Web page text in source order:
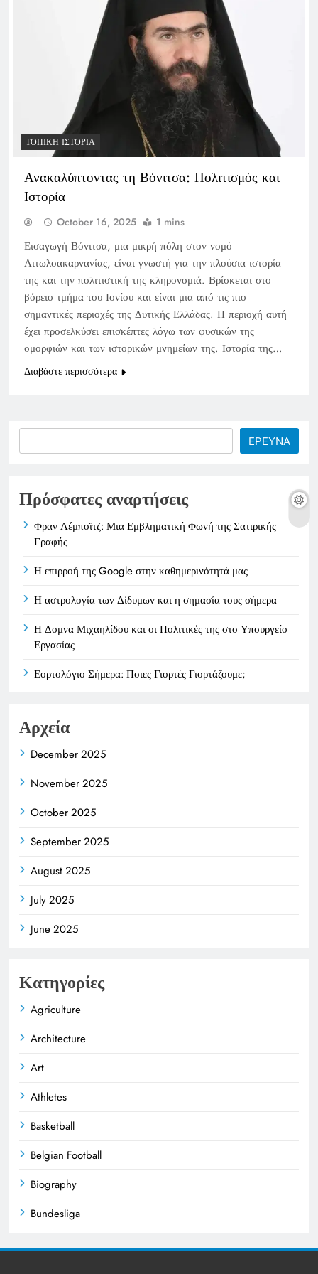
ΤΟΠΙΚΉ ΙΣΤΟΡΊΑ
Ανακαλύπτοντας τη Βόνιτσα: Πολιτισμός και
Ιστορία
October 16, 2025 1 mins
Εισαγωγή Βόνιτσα, μια μικρή πόλη στον νομό
Αιτωλοακαρνανίας, είναι γνωστή για την πλούσια ιστορία
της και την πολιτιστική της κληρονομιά. Βρίσκεται στο
βόρειο τμήμα του Ιονίου και είναι μια από τις πιο
σημαντικές περιοχές της Δυτικής Ελλάδας. Η περιοχή αυτή
έχει προσελκύσει επισκέπτες λόγω των φυσικών της
ομορφιών και των ιστορικών μνημείων της. Ιστορία της…
Διαβάστε περισσότερα
ΕΡΕΥΝΑ
Πρόσφατες αναρτήσεις
Φραν Λέμποϊτζ: Μια Εμβληματική Φωνή της Σατιρικής
Γραφής
Η επιρροή της Google στην καθημερινότητά μας
Η αστρολογία των Δίδυμων και η σημασία τους σήμερα
Η Δομνα Μιχαηλίδου και οι Πολιτικές της στο Υπουργείο
Εργασίας
Εορτολόγιο Σήμερα: Ποιες Γιορτές Γιορτάζουμε;
Αρχεία
December 2025
November 2025
October 2025
September 2025
August 2025
July 2025
June 2025
Κατηγορίες
Agriculture
Architecture
Art
Athletes
Basketball
Belgian Football
Biography
Bundesliga